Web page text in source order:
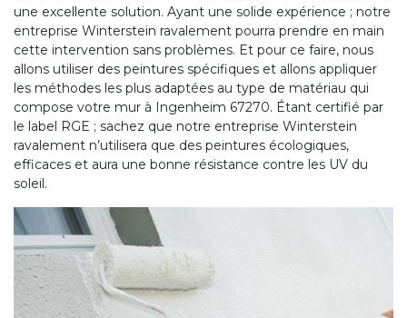
une excellente solution. Ayant une solide expérience ; notre
entreprise Winterstein ravalement pourra prendre en main
cette intervention sans problèmes. Et pour ce faire, nous
allons utiliser des peintures spécifiques et allons appliquer
les méthodes les plus adaptées au type de matériau qui
compose votre mur à Ingenheim 67270. Étant certifié par
le label RGE ; sachez que notre entreprise Winterstein
ravalement n’utilisera que des peintures écologiques,
efficaces et aura une bonne résistance contre les UV du
soleil.